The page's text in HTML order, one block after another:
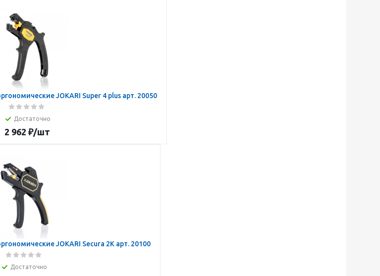
JOKARI Super 4 plus арт. 20050
Достаточно
2 962 ₽/шт
JOKARI Secura 2K арт. 20100
Достаточно